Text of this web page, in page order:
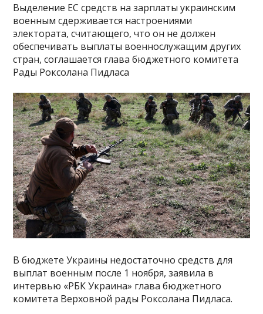
Выделение ЕС средств на зарплаты украинским
военным сдерживается настроениями
электората, считающего, что он не должен
обеспечивать выплаты военнослужащим других
стран, соглашается глава бюджетного комитета
Рады Роксолана Пидласа
В бюджете Украины недостаточно средств для
выплат военным после 1 ноября, заявила в
интервью «РБК Украина» глава бюджетного
комитета Верховной рады Роксолана Пидласа.